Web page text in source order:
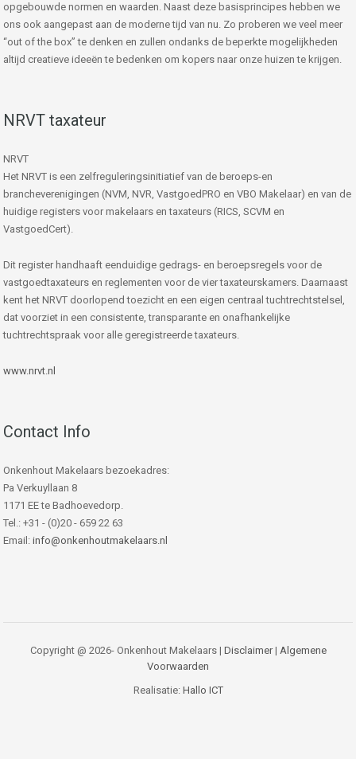
opgebouwde normen en waarden. Naast deze basisprincipes hebben we
ons ook aangepast aan de moderne tijd van nu. Zo proberen we veel meer
“out of the box” te denken en zullen ondanks de beperkte mogelijkheden
altijd creatieve ideeën te bedenken om kopers naar onze huizen te krijgen.
NRVT taxateur
NRVT
Het NRVT is een zelfreguleringsinitiatief van de beroeps-en
brancheverenigingen (NVM, NVR, VastgoedPRO en VBO Makelaar) en van de
huidige registers voor makelaars en taxateurs (RICS, SCVM en
VastgoedCert).
Dit register handhaaft eenduidige gedrags- en beroepsregels voor de
vastgoedtaxateurs en reglementen voor de vier taxateurskamers. Daarnaast
kent het NRVT doorlopend toezicht en een eigen centraal tuchtrechtstelsel,
dat voorziet in een consistente, transparante en onafhankelijke
tuchtrechtspraak voor alle geregistreerde taxateurs.
www.nrvt.nl
Contact Info
Onkenhout Makelaars bezoekadres:
Pa Verkuyllaan 8
1171 EE te Badhoevedorp.
Tel.: +31 - (0)20 - 659 22 63
Email: info@onkenhoutmakelaars.nl
Copyright @ 2026- Onkenhout Makelaars | Disclaimer| Algemene
Voorwaarden
Realisatie: Hallo ICT